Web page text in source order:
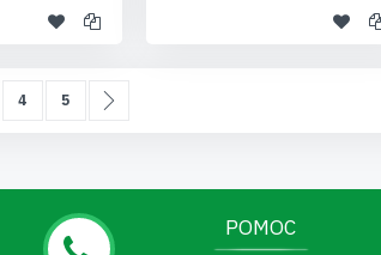
stránku
Page
4 Page
5
POMOC